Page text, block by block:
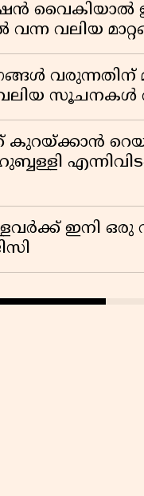
വൈകിയാൽ
വന്ന വലിയ
സൂചനകൾ
ഇനി ഒരു